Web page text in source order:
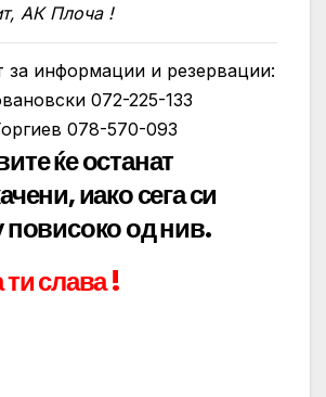
АК Плоча !
за информации и резервации:
072-225-133
078-570-093
ќе останат
иако сега си
повисоко од нив.
слава !